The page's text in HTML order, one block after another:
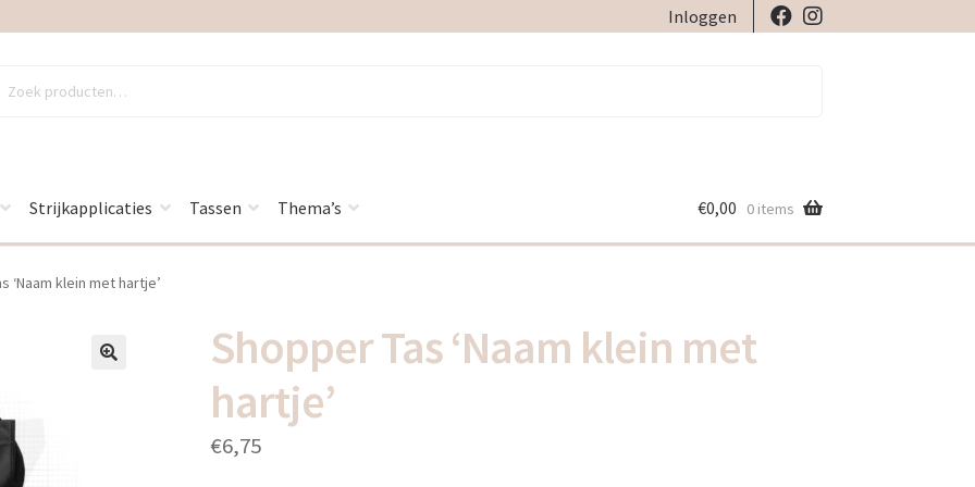
Inloggen
Strijkapplicaties Tassen Thema’s €0,00 0 items
‘Naam klein met hartje’
Shopper Tas ‘Naam klein met
hartje’
€6,75